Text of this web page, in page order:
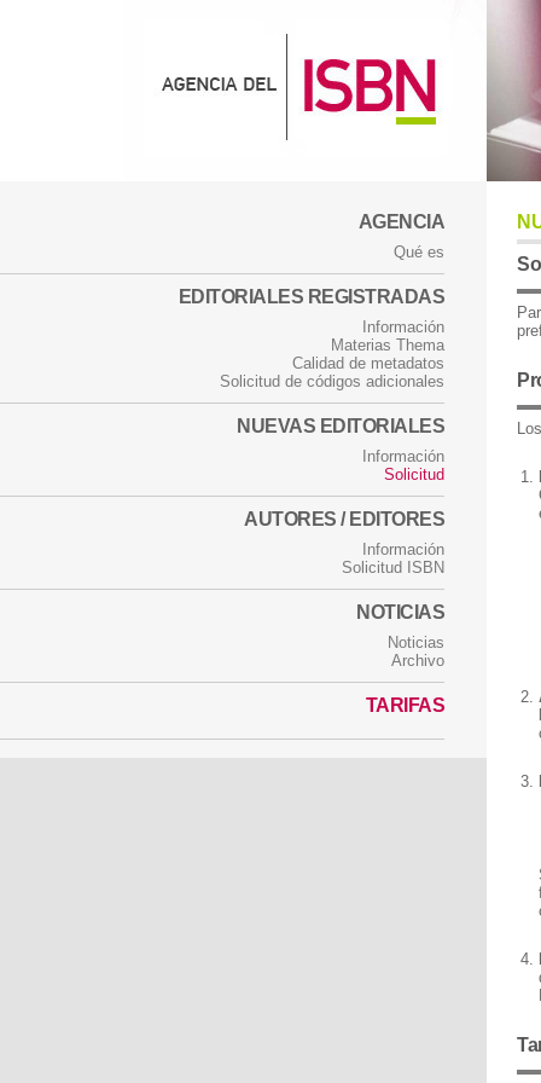
AGENCIA
Qué es
EDITORIALES REGISTRADAS
Información
Materias Thema
Calidad de metadatos
Solicitud de códigos adicionales
NUEVAS EDITORIALES
Información
Solicitud
AUTORES / EDITORES
Información
Solicitud ISBN
NOTICIAS
Noticias
Archivo
TARIFAS